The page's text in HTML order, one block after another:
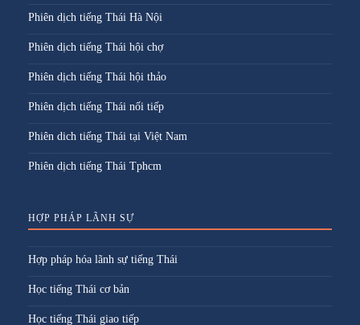
Phiên dịch tiếng Thái Hà Nội
Phiên dịch tiếng Thái hội chợ
Phiên dịch tiếng Thái hội thảo
Phiên dịch tiếng Thái nối tiếp
Phiên dich tiếng Thái tại Việt Nam
Phiên dịch tiếng Thái Tphcm
HỢP PHÁP LÃNH SỰ
Hợp pháp hóa lãnh sự tiếng Thái
Học tiếng Thái cơ bản
Học tiếng Thái giao tiếp